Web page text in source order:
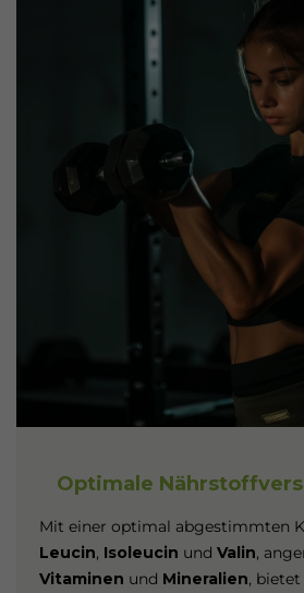
Optimale
Mit einer optimal abgestimmten
Leucin, Isoleucin und Valin,
Vitaminen und Mineralien, bietet